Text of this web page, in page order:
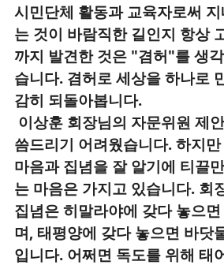
시민단체 활동과 교육자로써
는 것이 바람직한 길인지 항상
까지 발견한 것은 "겸허"를 생
습니다. 겸허로 세상을 하나로
감히 되돌아봅니다.
이상훈 회장님의 자문위원 제
씀드리기 어려웠습니다. 하지
마음과 집념을 잘 알기에 티끌
는 마음은 가지고 있습니다. 회
집념은 히말라야에 갖다 놓으
며, 태평양에 갖다 놓으면 바닷
입니다. 어쩌면 독도를 위해 태